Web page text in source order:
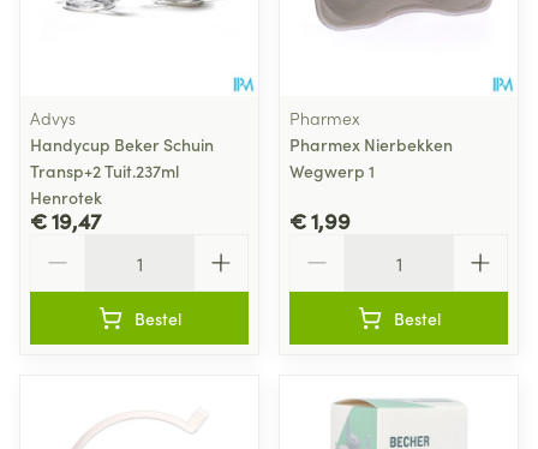
Advys
Handycup Beker Schuin
Transp+2 Tuit.237ml
Henrotek
€ 19,47
Bestel
Pharmex
Pharmex Nierbekken
Wegwerp 1
€ 1,99
Bestel